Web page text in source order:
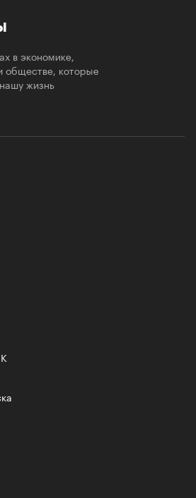
в экономике,
обществе, которые
жизнь